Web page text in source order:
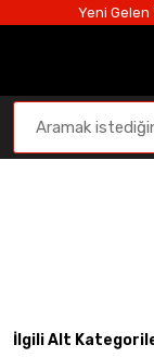
Yeni Gelen
İlgili Alt